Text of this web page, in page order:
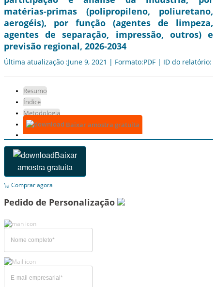
matérias-primas (polipropileno, poliuretano,
aerogéis), por função (agentes de limpeza,
agentes de separação, impressão, outros) e
previsão regional, 2026-2034
Última atualização :June 9, 2021 | Formato:PDF | ID do relatório:
Resumo
Índice
Metodologia
Baixar amostra gratuita
Baixar
amostra gratuita
Comprar agora
Pedido de Personalização